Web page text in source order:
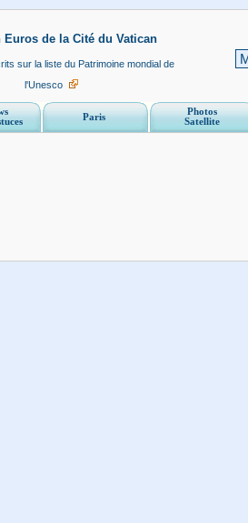
Euros de la Cité du Vatican
sur la liste du Patrimoine mondial de
l'Unesco
Paris
Photos
Satellite